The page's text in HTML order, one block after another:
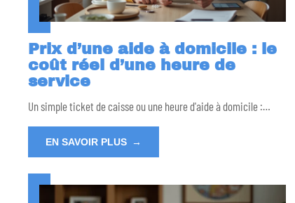
Prix d’une aide à domicile : le
coût réel d’une heure de
service
Un simple ticket de caisse ou une heure d'aide à domicile :…
EN SAVOIR PLUS